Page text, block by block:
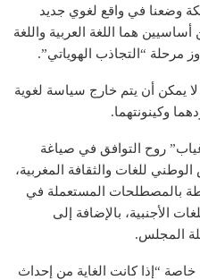
وضعنا في واقع لغوي جديد
هما اللغة العربية واللغة
مرحلة “التجاذب الهوياتي”.
يمكن أن يتم خارج سياسة لغوية
وكينونتهما.
روح التوافق في صياغة
للغات والثقافة المغربية،
بالمصطلحات المستعملة في
الأجنبية، بالإضافة إلى
المجلس.
خاصة “إذا كانت الغاية من إحداث